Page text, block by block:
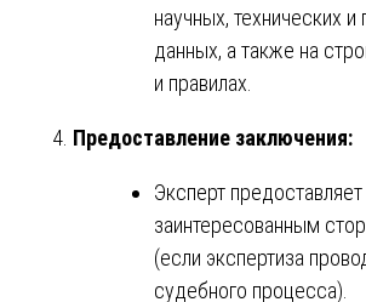
научных, технических и
данных, а также на
и правилах.
Предоставление заключения:
Эксперт
заинтересованным
(если экспертиза
судебного процесса).